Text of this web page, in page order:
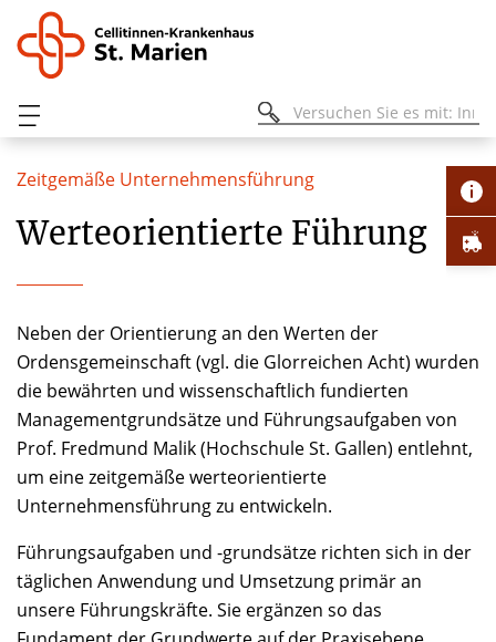
Zeitgemäße Unternehmensführung
Werteorientierte Führung
Neben der Orientierung an den Werten der
Ordensgemeinschaft (vgl. die Glorreichen Acht) wurden
die bewährten und wissenschaftlich fundierten
Managementgrundsätze und Führungsaufgaben von
Prof. Fredmund Malik (Hochschule St. Gallen) entlehnt,
um eine zeitgemäße werteorientierte
Unternehmensführung zu entwickeln.
Führungsaufgaben und -grundsätze richten sich in der
täglichen Anwendung und Umsetzung primär an
unsere Führungskräfte. Sie ergänzen so das